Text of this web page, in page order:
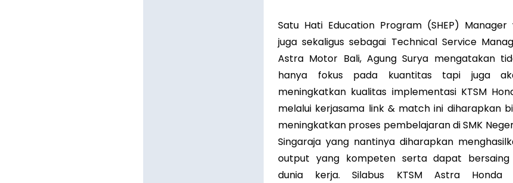
Satu Hati Education Program (SHEP) Manager
juga sekaligus sebagai Technical Service
Astra Motor Bali, Agung Surya mengatakan
hanya fokus pada kuantitas tapi juga
meningkatkan kualitas implementasi KTSM
melalui kerjasama link & match ini diharapkan
meningkatkan proses pembelajaran di SMK
Singaraja yang nantinya diharapkan
output yang kompeten serta dapat
dunia kerja. Silabus KTSM Astra Honda